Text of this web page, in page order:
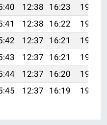
12:38 16:23
19:26
12:38 16:22
19:24
12:37 16:21
19:23
12:37 16:21
19:21
12:37 16:20
19:20
12:37 16:19 19:18